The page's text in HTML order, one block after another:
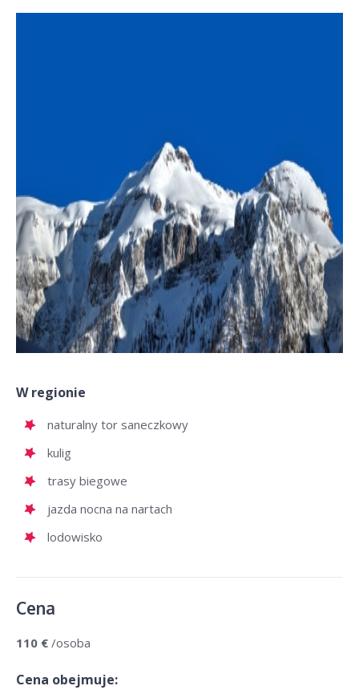
W regionie
naturalny tor saneczkowy
kulig
trasy biegowe
jazda nocna na nartach
lodowisko
Cena
110 € /osoba
Cena obejmuje: